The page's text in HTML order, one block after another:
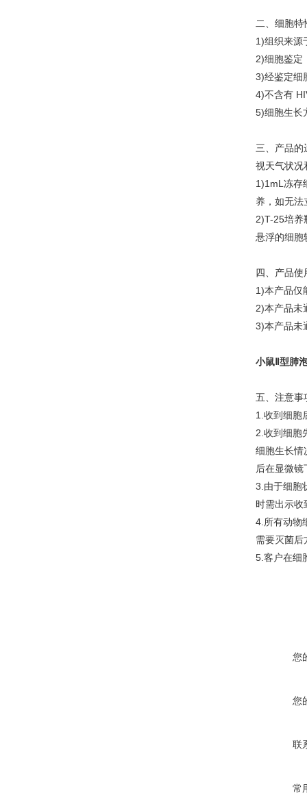
二、细胞特
1)组织来源
2)细胞鉴定
3)经鉴定细
4)不含有
5)细胞生长
三、产品的
视天气状况
1)1mL冻存
养，如无
2)T-25培养
悬浮的细胞
四、产品使
1)本产品仅
2)本产品未
3)本产品未
小鼠Ⅱ型肺
五、注意事
1.收到细胞
2.收到细胞
细胞生长情
后在显微
3.由于细胞
时需出示收
4.所有动物
需要灭菌后
5.客户在细
您
您
联
常